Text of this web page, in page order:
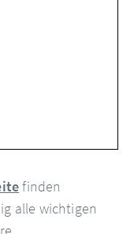
finden
alle wichtigen